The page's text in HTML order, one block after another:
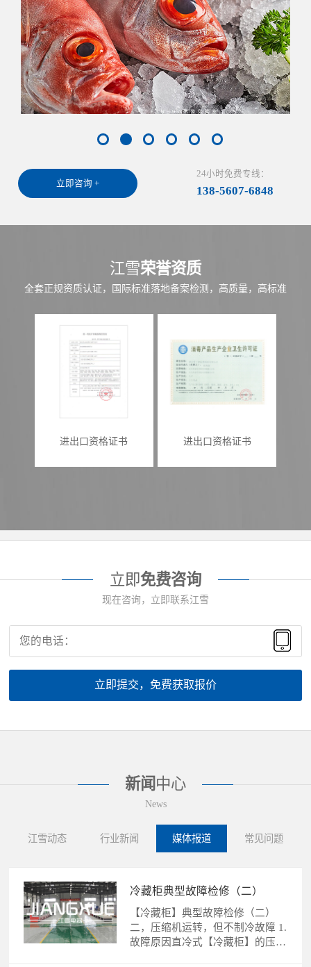
立即咨询 +
24小时免费专线：
138-5607-6848
江雪荣誉资质
全套正规资质认证，国际标准落地备案检测，高质量，高标准
进出口资格证书 进出口资格证书
立即免费咨询
现在咨询，立即联系江雪
立即提交，免费获取报价
新闻 中心
News
江雪动态 行业新闻 媒体报道 常见问题
冷藏柜典型故障检修（二）
【冷藏柜】典型故障检修（二）
二，压缩机运转，但不制冷故障 1.
故障原因直冷式【冷藏柜】的压缩